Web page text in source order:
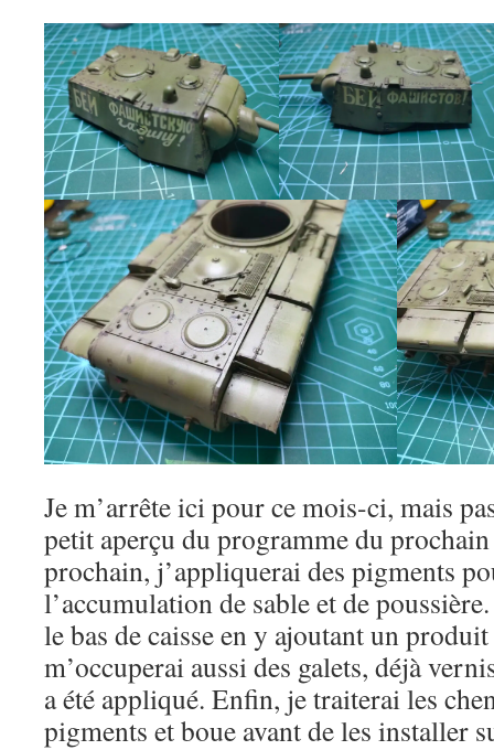
Je m’arrête ici pour ce mois-ci, mais
petit aperçu du programme du
prochain, j’appliquerai des pigments
l’accumulation de sable et de
le bas de caisse en y ajoutant un
m’occuperai aussi des galets, déjà
a été appliqué. Enfin, je traiterai les
pigments et boue avant de les installer